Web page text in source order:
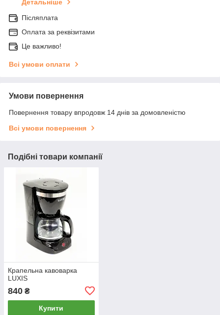
Детальніше
Післяплата
Оплата за реквізитами
Це важливо!
Всі умови оплати
Умови повернення
Повернення товару впродовж 14 днів за домовленістю
Всі умови повернення
Подібні товари компанії
Крапельна кавоварка
LUXIS
840 ₴
Купити